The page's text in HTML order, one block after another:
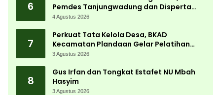
6
Pemdes Tanjungwadung dan Disperta
Bergerak Cepat
4 Agustus 2026
7
Perkuat Tata Kelola Desa, BKAD
Kecamatan Plandaan Gelar Pelatihan
Aparatur Pemdes
3 Agustus 2026
8
Gus Irfan dan Tongkat Estafet NU Mbah
Hasyim
3 Agustus 2026